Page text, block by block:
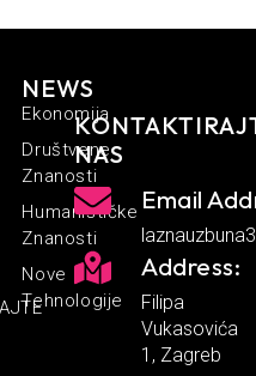
NEWS
Ekonomija
Društvene
Znanosti
Humanističke
Znanosti
Nove
Tehnologije
NAS
Email
Address:
Filipa
Vukasovića
1, Zagreb